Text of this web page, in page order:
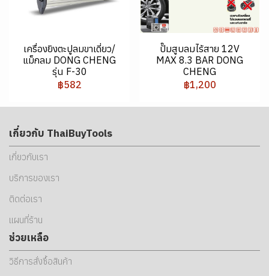
เครื่องยิงตะปูลมขาเดี่ยว/
แม็กลม DONG CHENG
รุ่น F-30
฿582
ปั๊มสูบลมไร้สาย 12V
MAX 8.3 BAR DONG
CHENG
฿1,200
เกี่ยวกับ ThaiBuyTools
เกี่ยวกับเรา
บริการของเรา
ติดต่อเรา
แผนที่ร้าน
ช่วยเหลือ
วิธีการสั่งซื้อสินค้า